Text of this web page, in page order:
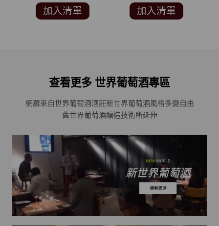
COMPETITION 銀牌)
加入清單 加入清單
查看更多 世界葡萄酒專區
網羅來自世界葡萄酒酒莊新世界葡萄酒風格多變自由
舊世界葡萄酒釀造技術所延伸